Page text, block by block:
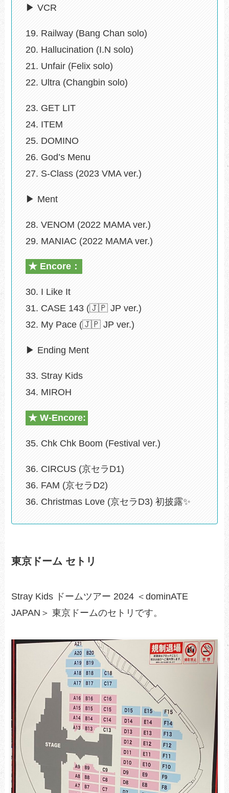
▶ VCR
19. Railway (Bang Chan solo)
20. Hallucination (I.N solo)
21. Unfair (Felix solo)
22. Ultra (Changbin solo)
23. GET LIT
24. ITEM
25. DOMINO
26. God’s Menu
27. S-Class (2023 VMA ver.)
▶ Ment
28. VENOM (2022 MAMA ver.)
29. MANIAC (2022 MAMA ver.)
★ Encore：
30. I Like It
31. CASE 143 (🇯🇵 JP ver.)
32. My Pace (🇯🇵 JP ver.)
▶ Ending Ment
33. Stray Kids
34. MIROH
★ W-Encore:
35. Chk Chk Boom (Festival ver.)
36. CIRCUS (京セラD1)
36. FAM (京セラD2)
36. Christmas Love (京セラD3) 初披露✨️
東京ドーム セトリ
Stray Kids ドームツアー 2024 ＜dominATE
JAPAN＞ 東京ドームのセトリです。